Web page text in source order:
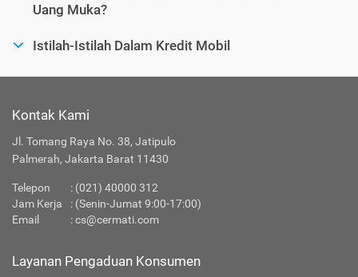
Uang Muka?
Istilah-Istilah Dalam Kredit Mobil
Kontak Kami
Jl. Tomang Raya No. 38, Jatipulo
Palmerah, Jakarta Barat 11430
Telepon : (021) 40000 312
Jam Kerja
: (Senin-Jumat 9:00-17:00)
Email
:cs@cermati.com
Layanan Pengaduan Konsumen